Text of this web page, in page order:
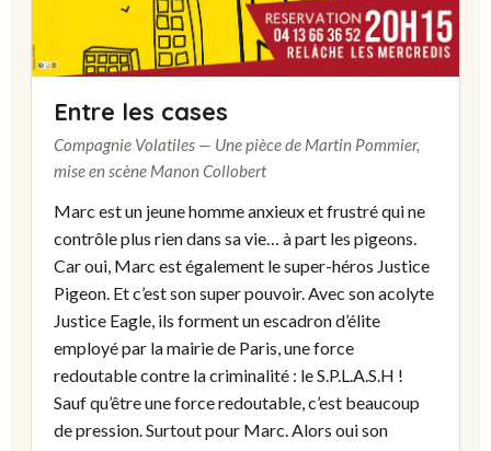
Entre les cases
Compagnie Volatiles — Une pièce de Martin Pommier,
mise en scène Manon Collobert
Marc est un jeune homme anxieux et frustré qui ne
contrôle plus rien dans sa vie… à part les pigeons.
Car oui, Marc est également le super-héros Justice
Pigeon. Et c’est son super pouvoir. Avec son acolyte
Justice Eagle, ils forment un escadron d’élite
employé par la mairie de Paris, une force
redoutable contre la criminalité : le S.P.L.A.S.H !
Sauf qu’être une force redoutable, c’est beaucoup
de pression. Surtout pour Marc. Alors oui son